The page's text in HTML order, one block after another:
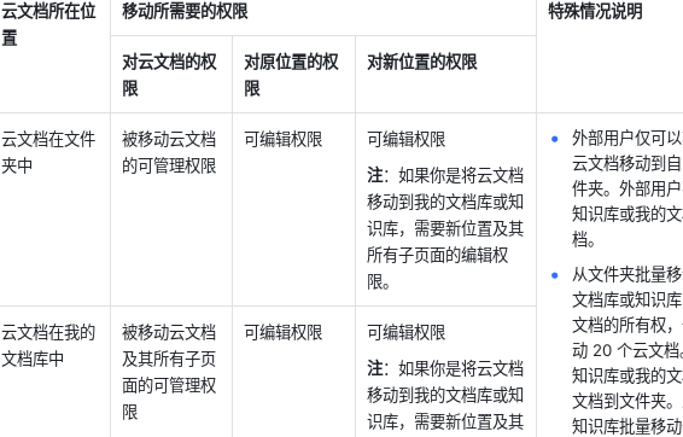
云文档所在位
置
移动所需要的权限 特殊情况说明
对云文档的权
限
对原位置的权
限
对新位置的权限
云文档在文件
夹中
被移动云文档
的可管理权限
可编辑权限
可编辑权限
注：如果你是将云文档
移动到我的文档库或知
识库，需要新位置及其
所有子页面的编辑权
限。
外部用户仅可
云文档移动到
件夹。外部用
知识库或我的
档。
从文件夹批量
文档库或知识
文档的所有权
动 20 个云文
知识库或我的
文档到文件夹
知识库批量移
云文档在我的
文档库中
被移动云文档
及其所有子页
面的可管理权
限
可编辑权限
可编辑权限
注：如果你是将云文档
移动到我的文档库或知
识库，需要新位置及其